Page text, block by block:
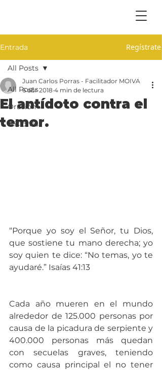
Entrada Regístrate
All Posts
Oración
Misiones
All Posts
El antídoto contra el
temor.
Juan Carlos Porras - Facilitador MOIVA
6 abr 2018 4 min de lectura
“Porque yo soy el Señor, tu Dios,
que sostiene tu mano derecha; yo
soy quien te dice: “No temas, yo te
ayudaré.” Isaías 41:13
Cada año mueren en el mundo
alrededor de 125.000 personas por
causa de la picadura de serpiente y
400.000 personas más quedan
con secuelas graves, teniendo
como causa principal el no tener